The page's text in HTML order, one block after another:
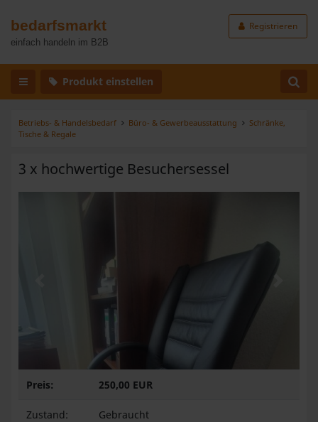
bedarfsmarkt
einfach handeln im B2B
Registrieren
Produkt einstellen
Betriebs- & Handelsbedarf Büro- & Gewerbeausstattung
Schränke,
Tische & Regale
3 x hochwertige Besuchersessel
Preis: 250,00 EUR
Zustand: Gebraucht